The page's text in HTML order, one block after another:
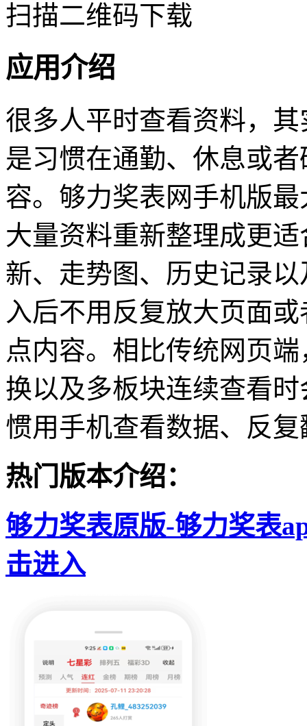
扫描二维码下载
应用介绍
很多人平时查看资料，
是习惯在通勤、休息或
容。够力奖表网手机版
大量资料重新整理成更适
新、走势图、历史记录
入后不用反复放大页面
点内容。相比传统网页
换以及多板块连续查看
惯用手机查看数据、反
热门版本介绍：
够力奖表原版-够力奖表
击进入